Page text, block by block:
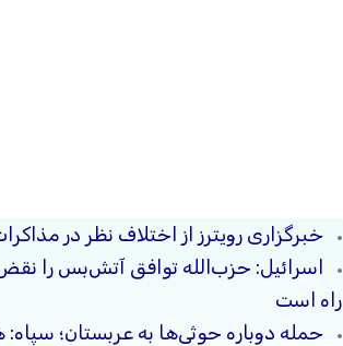
خبرگزاری رویترز از اختلاف نظر در
اسرائیل: حزب‌الله توافق آتش‌بس را نقض
راه است
حمله دوباره حوثی‌ها به عربستان؛ سپاه: